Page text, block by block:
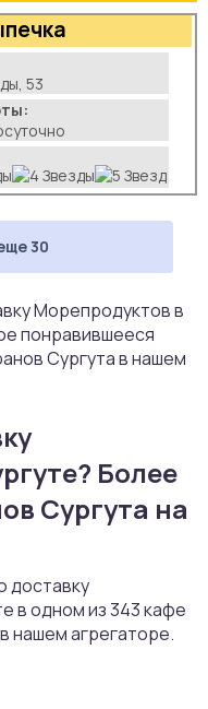
53
30
Морепродуктов в
понравившееся
Сургута в нашем
Более
Сургута на
доставку
в одном из 343 кафе
нашем агрегаторе.